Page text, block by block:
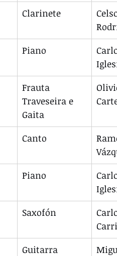
Clarinete
Piano
Frauta
Traveseira e
Gaita
Canto
Piano
Saxofón
Guitarra